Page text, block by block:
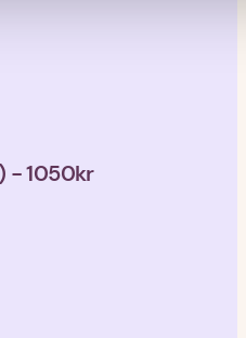
- 1050kr